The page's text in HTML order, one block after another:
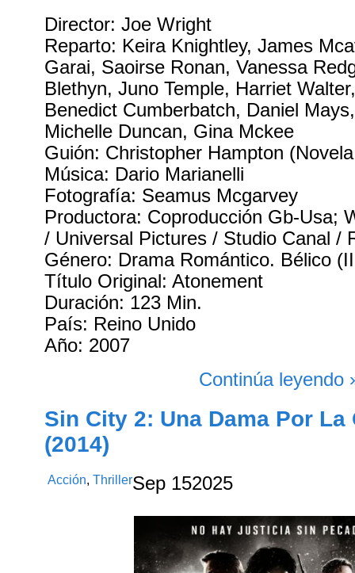
Director: Joe Wright
Reparto: Keira Knightley, James
Garai, Saoirse Ronan, Vanessa
Blethyn, Juno Temple, Harriet
Benedict Cumberbatch, Daniel
Michelle Duncan, Gina Mckee
Guión: Christopher Hampton
Música: Dario Marianelli
Fotografía: Seamus Mcgarvey
Productora: Coproducción Gb-Usa;
/ Universal Pictures / Studio Canal /
Género: Drama Romántico. Bélico
Título Original: Atonement
Duración: 123 Min.
País: Reino Unido
Año: 2007
Continúa leyendo
Sin City 2: Una Dama Por La
(2014)
Acción,ThrillerSep 152025